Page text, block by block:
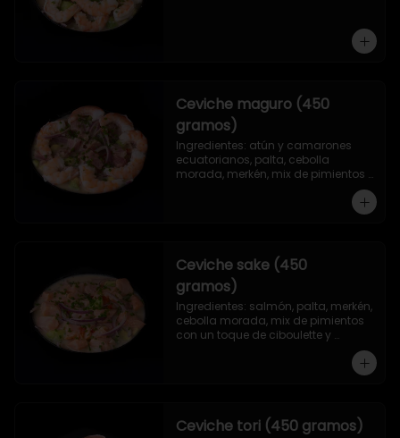
Ceviche maguro (450
gramos)
Ingredientes: atún y camarones
ecuatorianos, palta, cebolla
morada, merkén, mix de pimientos
Ceviche sake (450
gramos)
Ingredientes: salmón, palta, merkén,
cebolla morada, mix de pimientos
con un toque de ciboulette y
Ceviche tori (450 gramos)